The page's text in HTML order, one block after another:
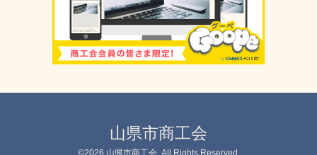
山県市商工会
©2026 山県市商工会. All Rights Reserved.